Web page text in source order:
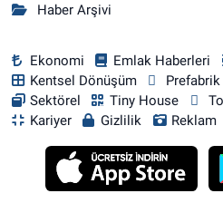
Haber Arşivi
Ekonomi Emlak Haberleri
Kentsel Dönüşüm
Prefabrik
Sektörel
Tiny House
Kariyer
Gizlilik Reklam